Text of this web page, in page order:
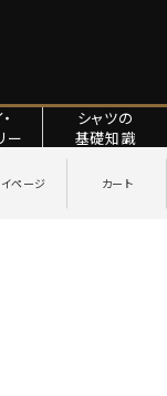
ー
シャツの
基礎知識
リシー
Reserved.